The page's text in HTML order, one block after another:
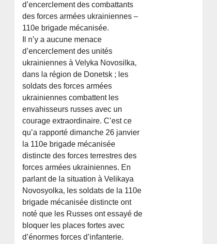
d’encerclement des combattants
des forces armées ukrainiennes –
110e brigade mécanisée.
Il n’y a aucune menace
d’encerclement des unités
ukrainiennes à Velyka Novosilka,
dans la région de Donetsk ; les
soldats des forces armées
ukrainiennes combattent les
envahisseurs russes avec un
courage extraordinaire. C’est ce
qu’a rapporté dimanche 26 janvier
la 110e brigade mécanisée
distincte des forces terrestres des
forces armées ukrainiennes. En
parlant de la situation à Velikaya
Novosyolka, les soldats de la 110e
brigade mécanisée distincte ont
noté que les Russes ont essayé de
bloquer les places fortes avec
d’énormes forces d’infanterie.